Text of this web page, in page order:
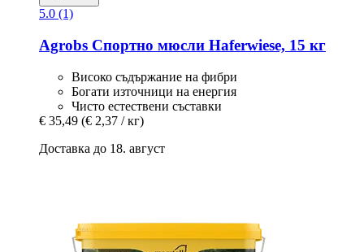
5.0 (1)
Agrobs Спортно мюсли Haferwiese, 15 кг
Високо съдържание на фибри
Богати източници на енергия
Чисто естествени съставки
€ 35,49 (€ 2,37 / кг)
Доставка до 18. август